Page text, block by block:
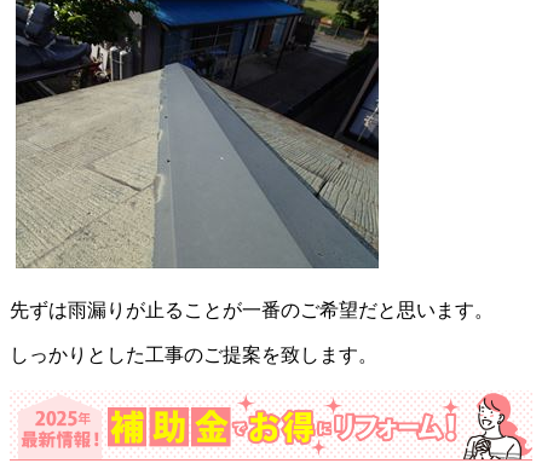
先ずは雨漏りが止ることが一番のご希望だと思います。
しっかりとした工事のご提案を致します。